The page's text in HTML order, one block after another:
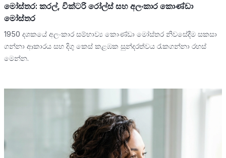
මෝස්තර: කරල්, වික්ටරි රෝල්ස් සහ අලංකාර කොණ්ඩා
මෝස්තර
1950 දශකයේ අලංකාර සම්භාව්‍ය කොණ්ඩා මෝස්තර නිවසේදීම සකසා
ගන්නා ආකාරය සහ දිගු කෙස් කළඹක සුන්දරත්වය රැකගන්නා රහස්
මෙන්න.